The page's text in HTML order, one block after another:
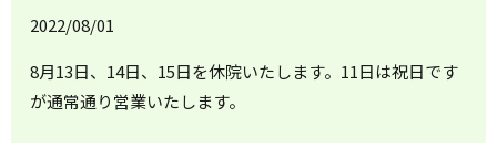
2022/08/01
8月13日、14日、15日を休院いたします。11日は祝日です
が通常通り営業いたします。